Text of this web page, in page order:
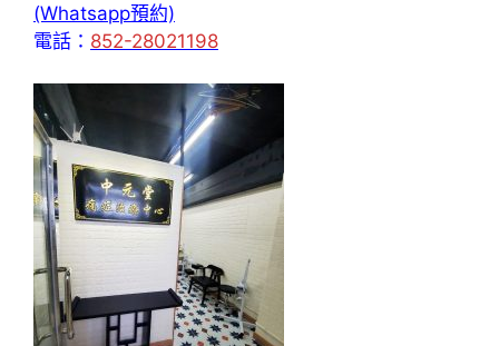
(Whatsapp預約)
電話： 852-28021198